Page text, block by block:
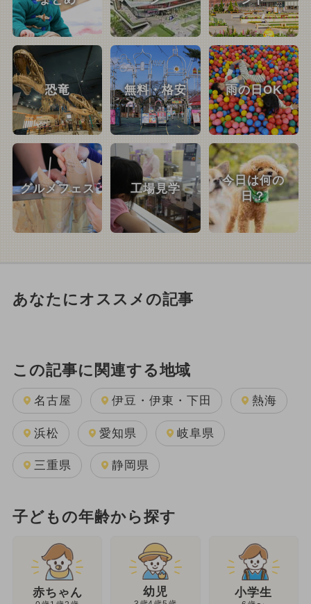
恐竜 無料・格安 雨の日OK
グルメフェス 工場見学
今日は何の
日？
あなたにオススメの記事
この記事に関連する地域
名古屋 伊豆・伊東・下田 熱海
浜松 愛知県 岐阜県
三重県 静岡県
子どもの年齢から探す
赤ちゃん 幼児 小学生